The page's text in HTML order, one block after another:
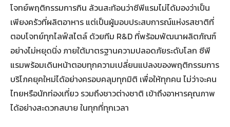
โจทย์พฤติกรรมการกิน ล้วนสะท้อนว่าซีพีแรมไม่ได้มองว่าเป็น
เพียงครัวที่ผลิตอาหาร แต่เป็นผู้มอบประสบการณ์แห่งรสชาติที่
ตอบโจทย์ทุกไลฟ์สไตล์ ด้วยทีม R&D ที่พร้อมพัฒนาผลิตภัณฑ์
อย่างไม่หยุดนิ่ง ภายใต้มาตรฐานความปลอดภัยระดับโลก ซีพี
แรมพร้อมเดินหน้าตอบทุกความเปลี่ยนแปลงของพฤติกรรมการ
บริโภคยุคใหม่ได้อย่างครอบคลุมทุกมิติ เพื่อให้ทุกคน ไม่ว่าจะคน
ไทยหรือนักท่องเที่ยว รวมถึงชาวต่างชาติ เข้าถึงอาหารคุณภาพ
ได้อย่างสะดวกสบาย ในทุกที่ทุกเวลา